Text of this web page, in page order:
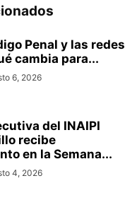
Penal y las redes
cambia para...
6, 2026
del INAIPI
recibe
en la Semana...
4, 2026